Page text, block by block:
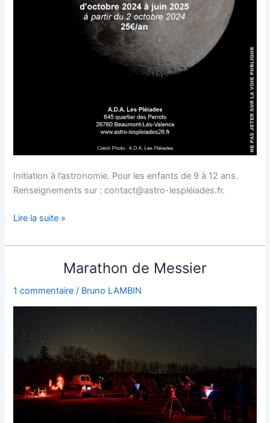
Initiation à l’astronomie. Pour les enfants de 9 à 12 ans.
Renseignements sur : contact@astro-lespléiades.fr.
Les
de
l’astronomie.
Lire la suite »
Marathon de Messier
1 commentaire / Bruno LAMBIN